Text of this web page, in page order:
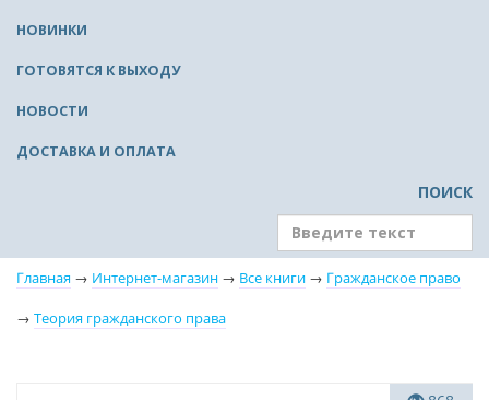
НОВИНКИ
ГОТОВЯТСЯ К ВЫХОДУ
НОВОСТИ
ДОСТАВКА И ОПЛАТА
ПОИСК
Главная → Интернет-магазин → Все книги → Гражданское право
→ Теория гражданского права